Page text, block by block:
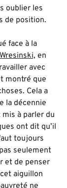
oublier les
de position.
face à la
en
avec
montré que
Cela a
la décennie
à parler du
ont dit qu’il
toujours
seulement
et de penser
aiguillon
ne